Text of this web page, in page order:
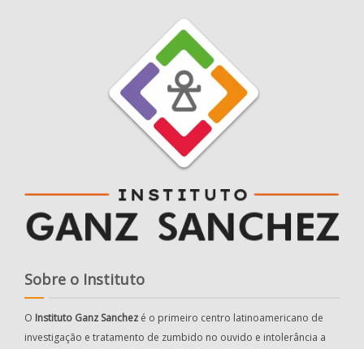
Sobre o Instituto
O Instituto Ganz Sanchez é o primeiro centro latinoamericano de
investigação e tratamento de zumbido no ouvido e intolerância a